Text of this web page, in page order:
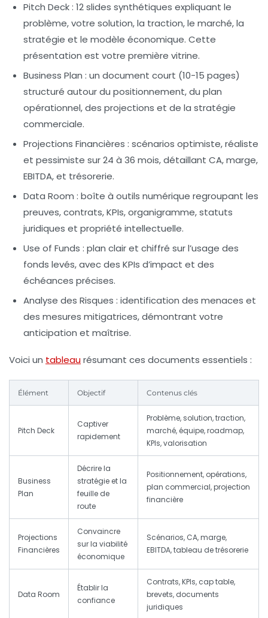
Pitch Deck: 12 slides synthétiques expliquant le
problème, votre solution, la traction, le marché, la
stratégie et le modèle économique. Cette
présentation est votre première vitrine.
Business Plan : un document court (10-15 pages)
structuré autour du positionnement, du plan
opérationnel, des projections et de la stratégie
commerciale.
Projections Financières : scénarios optimiste, réaliste
et pessimiste sur 24 à 36 mois, détaillant CA, marge,
EBITDA, et trésorerie.
Data Room : boîte à outils numérique regroupant les
preuves, contrats, KPIs, organigramme, statuts
juridiques et propriété intellectuelle.
Use of Funds : plan clair et chiffré sur l’usage des
fonds levés, avec des KPIs d’impact et des
échéances précises.
Analyse des Risques : identification des menaces et
des mesures mitigatrices, démontrant votre
anticipation et maîtrise.
Voici un tableaurésumant ces documents essentiels :
Élément Objectif Contenus clés
Pitch Deck
Captiver
rapidement
Problème, solution, traction,
marché, équipe, roadmap,
KPIs, valorisation
Business
Plan
Décrire la
stratégie et la
feuille de
route
Positionnement, opérations,
plan commercial, projection
financière
Projections
Financières
Convaincre
sur la viabilité
économique
Scénarios, CA, marge,
EBITDA, tableau de trésorerie
Data Room
Établir la
confiance
Contrats, KPIs, cap table,
brevets, documents
juridiques